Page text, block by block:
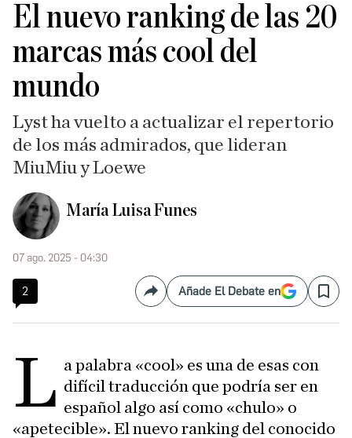
El nuevo ranking de las 20
marcas más cool del
mundo
Lyst ha vuelto a actualizar el repertorio
de los más admirados, que lideran
MiuMiu y Loewe
María Luisa Funes
07 ago. 2025 - 04:30
2 CompartirAñade El Debate en Save
L a palabra «cool» es una de esas con
difícil traducción que podría ser en
español algo así como «chulo» o
«apetecible». El nuevo ranking del conocido